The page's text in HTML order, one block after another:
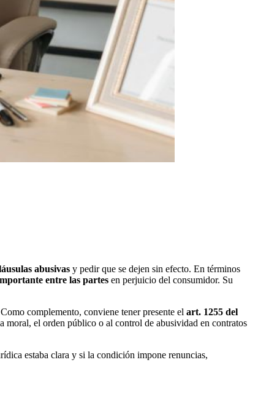
abusivas y pedir que se dejen sin efecto. En términos
entre las partes en perjuicio del consumidor. Su
complemento, conviene tener presente el art. 1255 del
moral, el orden público o al control de abusividad en contratos
estaba clara y si la condición impone renuncias,